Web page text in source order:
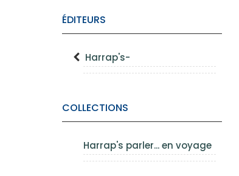
ÉDITEURS
Harrap's-
COLLECTIONS
Harrap's parler... en voyage